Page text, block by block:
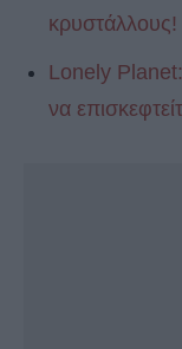
Lonely Planet:
να